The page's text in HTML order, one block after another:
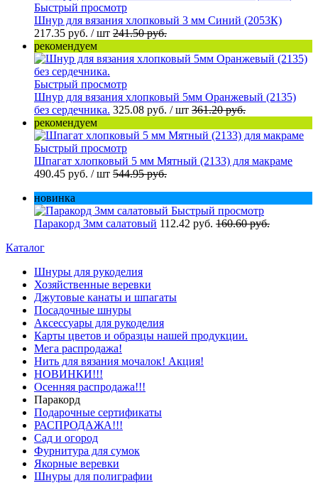
Быстрый просмотр
Шнур для вязания хлопковый 3 мм Синий (2053К)
217.35 руб. / шт 241.50 руб.
рекомендуем
Быстрый просмотр
Шнур для вязания хлопковый 5мм Оранжевый (2135)
без сердечника. 325.08 руб. / шт 361.20 руб.
рекомендуем
Быстрый просмотр
Шпагат хлопковый 5 мм Мятный (2133) для макраме
490.45 руб. / шт 544.95 руб.
новинка
Быстрый просмотр
Паракорд 3мм салатовый 112.42 руб. 160.60 руб.
Каталог
Шнуры для рукоделия
Хозяйственные веревки
Джутовые канаты и шпагаты
Посадочные шнуры
Аксессуары для рукоделия
Карты цветов и образцы нашей продукции.
Мега распродажа!
Нить для вязания мочалок! Акция!
НОВИНКИ!!!
Осенняя распродажа!!!
Паракорд
Подарочные сертификаты
РАСПРОДАЖА!!!
Сад и огород
Фурнитура для сумок
Якорные веревки
Шнуры для полиграфии